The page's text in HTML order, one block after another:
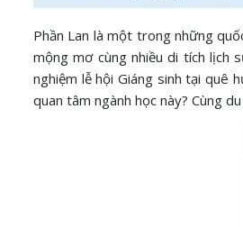
Phần Lan là một trong những
mộng mơ cùng nhiều di tích lịch
nghiệm lễ hội Giáng sinh tại quê
quan tâm ngành học này? Cùng